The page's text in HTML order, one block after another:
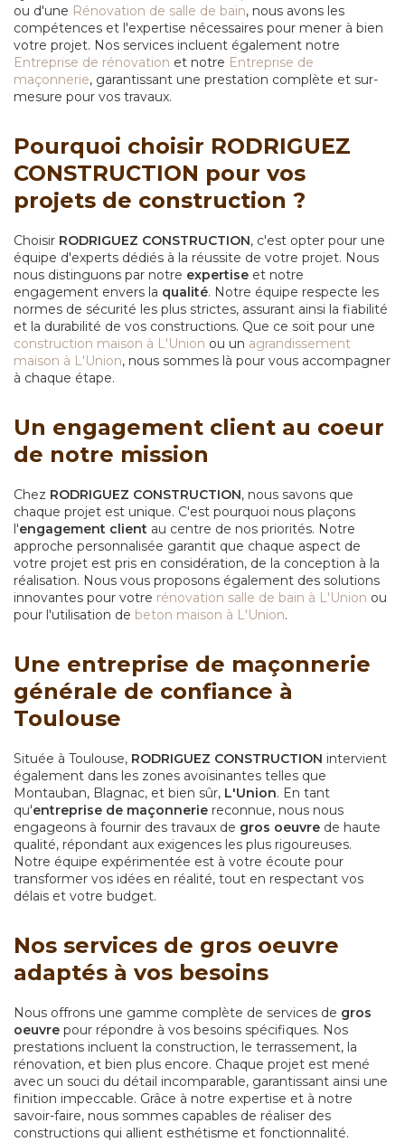
ou d'une Rénovation de salle de bain, nous avons les
compétences et l'expertise nécessaires pour mener à bien
votre projet. Nos services incluent également notre
Entreprise de rénovation et notre Entreprise de
maçonnerie, garantissant une prestation complète et sur-
mesure pour vos travaux.
Pourquoi choisir RODRIGUEZ
CONSTRUCTION pour vos
projets de construction ?
Choisir RODRIGUEZ CONSTRUCTION, c'est opter pour une
équipe d'experts dédiés à la réussite de votre projet. Nous
nous distinguons par notre expertise et notre
engagement envers la qualité. Notre équipe respecte les
normes de sécurité les plus strictes, assurant ainsi la fiabilité
et la durabilité de vos constructions. Que ce soit pour une
construction maison à L'Union ou un agrandissement
maison à L'Union, nous sommes là pour vous accompagner
à chaque étape.
Un engagement client au coeur
de notre mission
Chez RODRIGUEZ CONSTRUCTION, nous savons que
chaque projet est unique. C'est pourquoi nous plaçons
l'engagement client au centre de nos priorités. Notre
approche personnalisée garantit que chaque aspect de
votre projet est pris en considération, de la conception à la
réalisation. Nous vous proposons également des solutions
innovantes pour votre rénovation salle de bain à L'Union ou
pour l'utilisation de beton maison à L'Union.
Une entreprise de maçonnerie
générale de confiance à
Toulouse
Située à Toulouse, RODRIGUEZ CONSTRUCTION intervient
également dans les zones avoisinantes telles que
Montauban, Blagnac, et bien sûr, L'Union. En tant
qu'entreprise de maçonnerie reconnue, nous nous
engageons à fournir des travaux de gros oeuvre de haute
qualité, répondant aux exigences les plus rigoureuses.
Notre équipe expérimentée est à votre écoute pour
transformer vos idées en réalité, tout en respectant vos
délais et votre budget.
Nos services de gros oeuvre
adaptés à vos besoins
Nous offrons une gamme complète de services de gros
oeuvre pour répondre à vos besoins spécifiques. Nos
prestations incluent la construction, le terrassement, la
rénovation, et bien plus encore. Chaque projet est mené
avec un souci du détail incomparable, garantissant ainsi une
finition impeccable. Grâce à notre expertise et à notre
savoir-faire, nous sommes capables de réaliser des
constructions qui allient esthétisme et fonctionnalité.